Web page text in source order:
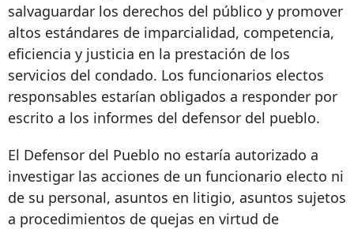
salvaguardar los derechos del público y promover
altos estándares de imparcialidad, competencia,
eficiencia y justicia en la prestación de los
servicios del condado. Los funcionarios electos
responsables estarían obligados a responder por
escrito a los informes del defensor del pueblo.
El Defensor del Pueblo no estaría autorizado a
investigar las acciones de un funcionario electo ni
de su personal, asuntos en litigio, asuntos sujetos
a procedimientos de quejas en virtud de